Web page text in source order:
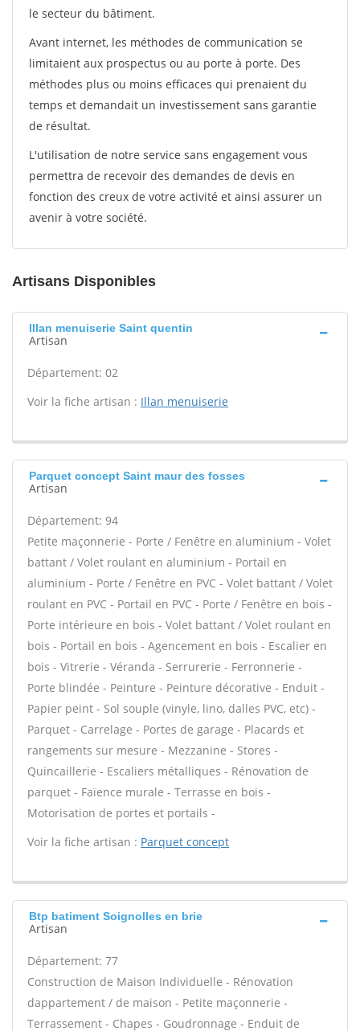
le secteur du bâtiment.
Avant internet, les méthodes de communication se
limitaient aux prospectus ou au porte à porte. Des
méthodes plus ou moins efficaces qui prenaient du
temps et demandait un investissement sans garantie
de résultat.
L'utilisation de notre service sans engagement vous
permettra de recevoir des demandes de devis en
fonction des creux de votre activité et ainsi assurer un
avenir à votre société.
Artisans Disponibles
Illan menuiserie Saint quentin
Artisan
Département: 02
Voir la fiche artisan : Illan menuiserie
Parquet concept Saint maur des fosses
Artisan
Département: 94
Petite maçonnerie - Porte / Fenêtre en aluminium - Volet
battant / Volet roulant en aluminium - Portail en
aluminium - Porte / Fenêtre en PVC - Volet battant / Volet
roulant en PVC - Portail en PVC - Porte / Fenêtre en bois -
Porte intérieure en bois - Volet battant / Volet roulant en
bois - Portail en bois - Agencement en bois - Escalier en
bois - Vitrerie - Véranda - Serrurerie - Ferronnerie -
Porte blindée - Peinture - Peinture décorative - Enduit -
Papier peint - Sol souple (vinyle, lino, dalles PVC, etc) -
Parquet - Carrelage - Portes de garage - Placards et
rangements sur mesure - Mezzanine - Stores -
Quincaillerie - Escaliers métalliques - Rénovation de
parquet - Faïence murale - Terrasse en bois -
Motorisation de portes et portails -
Voir la fiche artisan : Parquet concept
Btp batiment Soignolles en brie
Artisan
Département: 77
Construction de Maison Individuelle - Rénovation
dappartement / de maison - Petite maçonnerie -
Terrassement - Chapes - Goudronnage - Enduit de